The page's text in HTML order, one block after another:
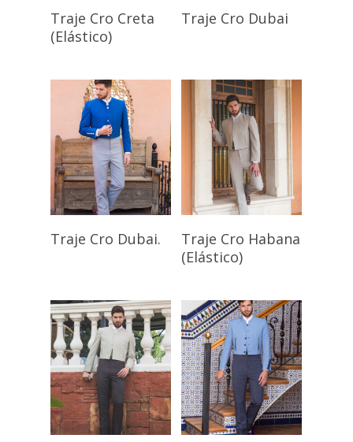
Seleccionar
Opciones
Traje Cro Creta
(Elástico)
Seleccionar
Traje Cro Dubai
Seleccionar
Traje Cro Dubai.
Seleccionar
Opciones
Traje Cro Habana
(Elástico)